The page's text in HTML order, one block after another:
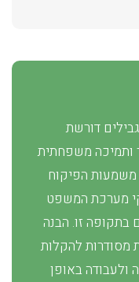
דורשת
ותמיכה משפחתית
הפיקוח
מערכת המשפט
בתקופה זו. הבנה
להקלות
ולעבודה באופן